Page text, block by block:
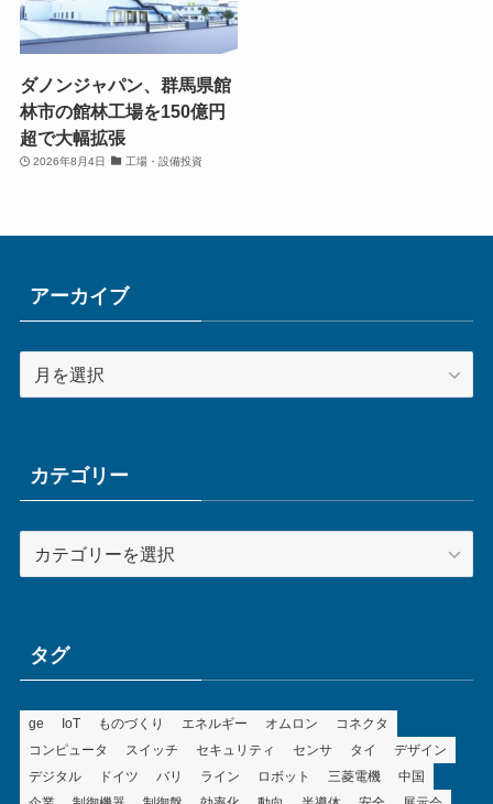
ダノンジャパン、群馬県館
林市の館林工場を150億円
超で大幅拡張
2026年8月4日 工場・設備投資
アーカイブ
ー
ブカテゴリー
テ
ータグ
ge IoT ものづくり エネルギー オムロン
コネクタ
コンピュータ
スイッチ セキュリティ センサ タイ
デザイン
デジタル
ドイツ バリ ライン ロボット 三菱電機
中国